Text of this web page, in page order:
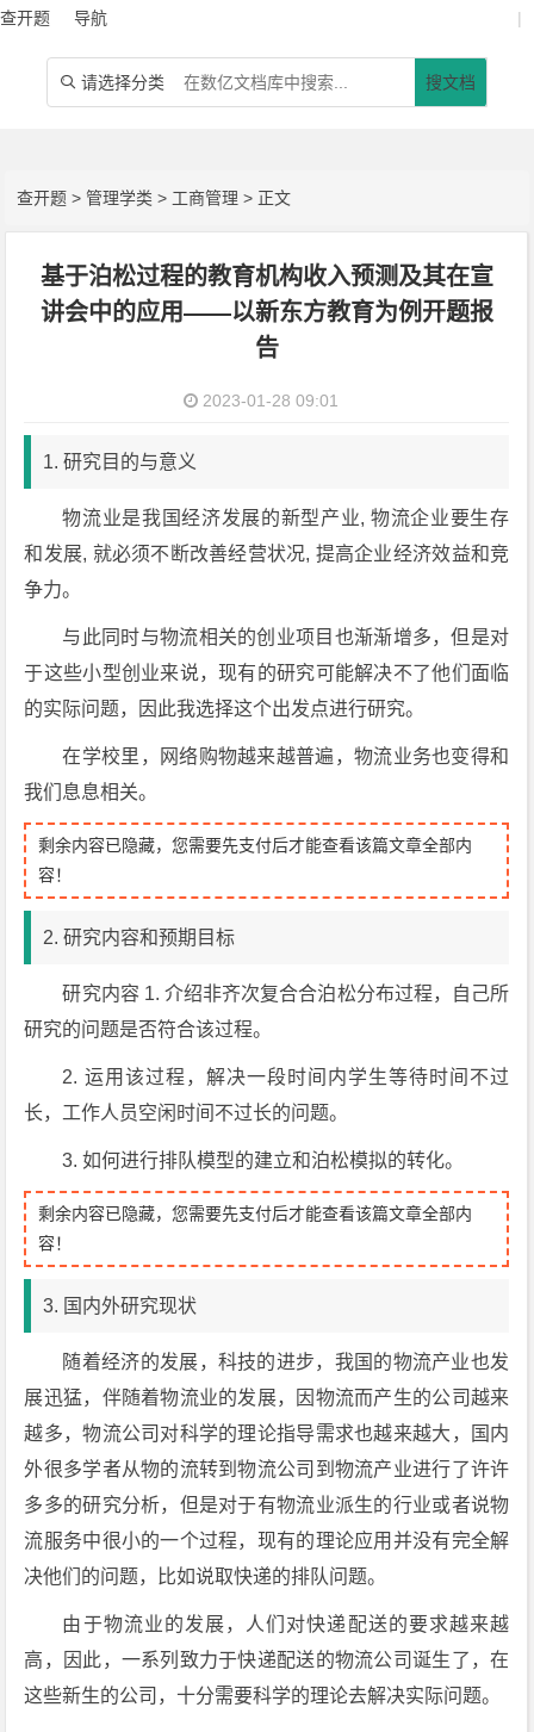
查开题 导航 |
 请选择分类 搜文档
查开题 >管理学类 > 工商管理 > 正文
基于泊松过程的教育机构收入预测及其在宣
讲会中的应用——以新东方教育为例开题报
告
2023-01-28 09:01
1. 研究目的与意义
物流业是我国经济发展的新型产业, 物流企业要生存
和发展, 就必须不断改善经营状况, 提高企业经济效益和竞
争力。
与此同时与物流相关的创业项目也渐渐增多，但是对
于这些小型创业来说，现有的研究可能解决不了他们面临
的实际问题，因此我选择这个出发点进行研究。
在学校里，网络购物越来越普遍，物流业务也变得和
我们息息相关。
剩余内容已隐藏，您需要先支付后才能查看该篇文章全部内
容！
2. 研究内容和预期目标
研究内容 1. 介绍非齐次复合合泊松分布过程，自己所
研究的问题是否符合该过程。
2. 运用该过程，解决一段时间内学生等待时间不过
长，工作人员空闲时间不过长的问题。
3. 如何进行排队模型的建立和泊松模拟的转化。
剩余内容已隐藏，您需要先支付后才能查看该篇文章全部内
容！
3. 国内外研究现状
随着经济的发展，科技的进步，我国的物流产业也发
展迅猛，伴随着物流业的发展，因物流而产生的公司越来
越多，物流公司对科学的理论指导需求也越来越大，国内
外很多学者从物的流转到物流公司到物流产业进行了许许
多多的研究分析，但是对于有物流业派生的行业或者说物
流服务中很小的一个过程，现有的理论应用并没有完全解
决他们的问题，比如说取快递的排队问题。
由于物流业的发展，人们对快递配送的要求越来越
高，因此，一系列致力于快递配送的物流公司诞生了，在
这些新生的公司，十分需要科学的理论去解决实际问题。